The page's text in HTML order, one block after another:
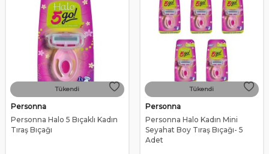
Tükendi
Personna
Personna Halo 5 Bıçaklı Kadın
Tıraş Bıçağı
Tükendi
Personna
Personna Halo Kadın Mini
Seyahat Boy Tıraş Bıçağı- 5
Adet